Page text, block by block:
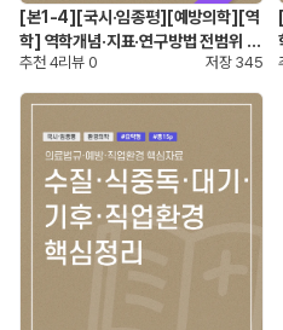
[본1-4][국시·임종평][예방의학][역
학] 역학개념·지표·연구방법 전범위 핵
심정리
추천 4리뷰 0 저장 345